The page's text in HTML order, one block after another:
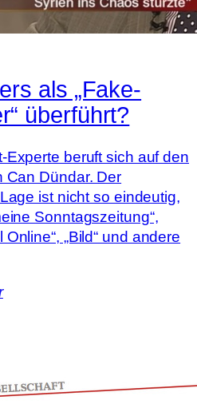
als „Fake-
überführt?
Experte beruft sich auf den
Can Dündar. Der
ist nicht so eindeutig,
Sonntagszeitung“,
Online“, „Bild“ und andere